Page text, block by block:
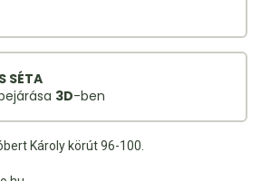
SÉTA
3D-ben
Károly körút 96-100.